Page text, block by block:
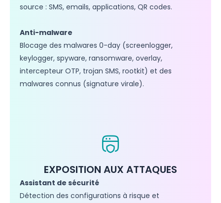
source : SMS, emails, applications, QR codes.
Anti-malware
Blocage des malwares 0-day (screenlogger,
keylogger, spyware, ransomware, overlay,
intercepteur OTP, trojan SMS, rootkit) et des
malwares connus (signature virale).
EXPOSITION AUX ATTAQUES
Assistant de sécurité
Détection des configurations à risque et